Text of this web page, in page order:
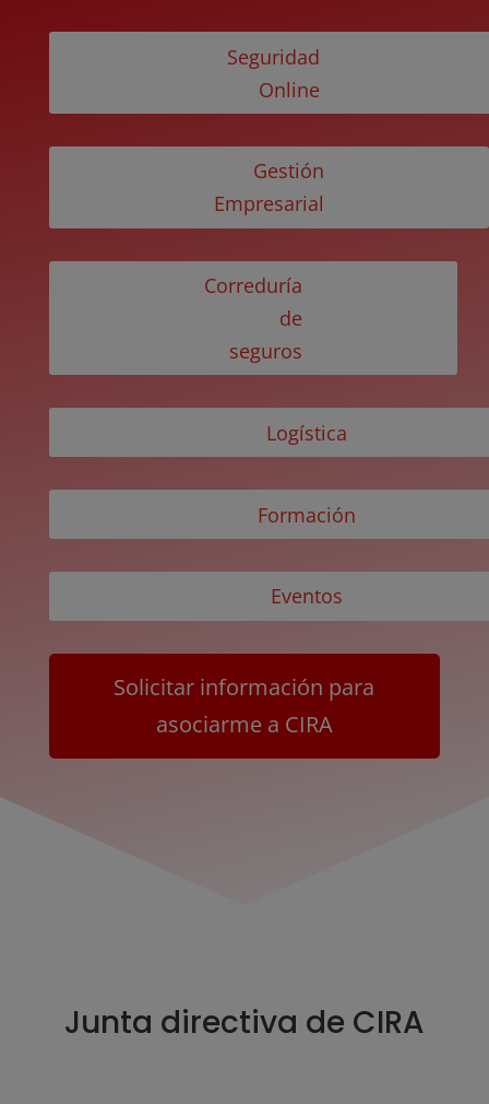
Seguridad
Online
Gestión
Empresarial
Correduría
de
seguros
Logística
Formación
Eventos
Solicitar información para
asociarme a CIRA
Junta directiva de CIRA